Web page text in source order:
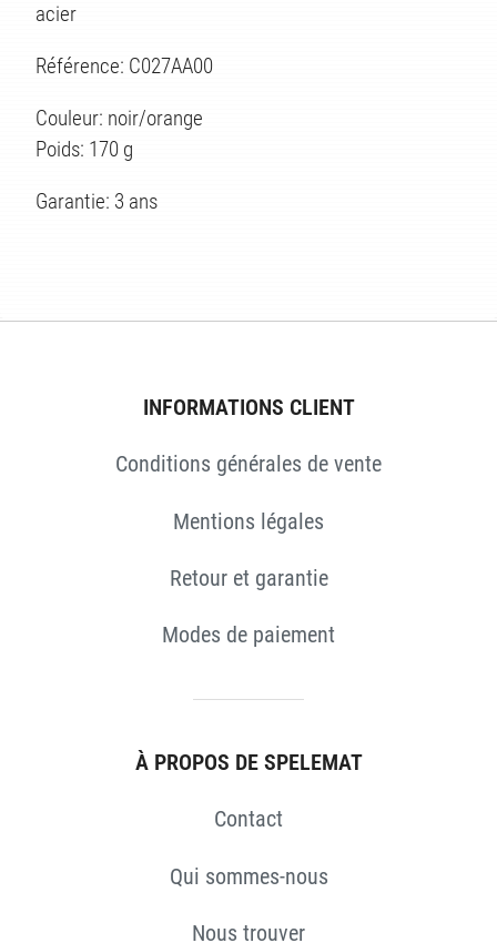
acier
Référence: C027AA00
Couleur: noir/orange
Poids: 170 g
Garantie: 3 ans
INFORMATIONS CLIENT
Conditions générales de vente
Mentions légales
Retour et garantie
Modes de paiement
À PROPOS DE SPELEMAT
Contact
Qui sommes-nous
Nous trouver